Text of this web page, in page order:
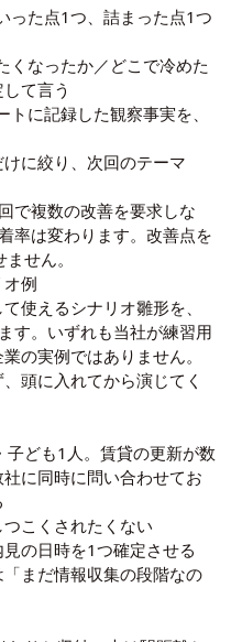
た点1つ、詰まった点1つ
なったか／どこで冷めた
て言う
に記録した観察事実を、
に絞り、次回のテーマ
で複数の改善を要求しな
率は変わります。改善点を
せん。
例
使えるシナリオ雛形を、
す。いずれも当社が練習用
の実例ではありません。
頭に入れてから演じてく
ども1人。賃貸の更新が数
に同時に問い合わせてお
こくされたくない
の日時を1つ確定させる
まだ情報収集の段階なの